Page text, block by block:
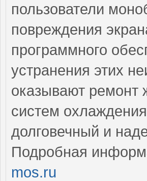
пользователи
повреждения
программного
устранения этих
оказывают ремонт
систем
долговечный и
Подробная
mos.ru